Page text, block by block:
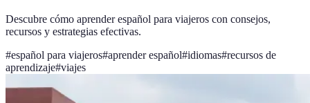
Descubre cómo aprender español para viajeros con consejos,
recursos y estrategias efectivas.
#español para viajeros#aprender español#idiomas#recursos de
aprendizaje#viajes